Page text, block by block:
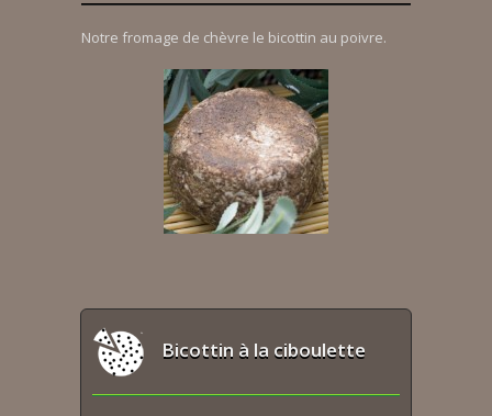
Notre fromage de chèvre le bicottin au poivre.
Bicottin à la ciboulette